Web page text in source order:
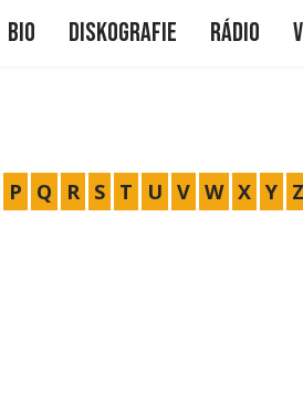
Bio Diskografie Rádio
P Q R S T U V W X Y Z